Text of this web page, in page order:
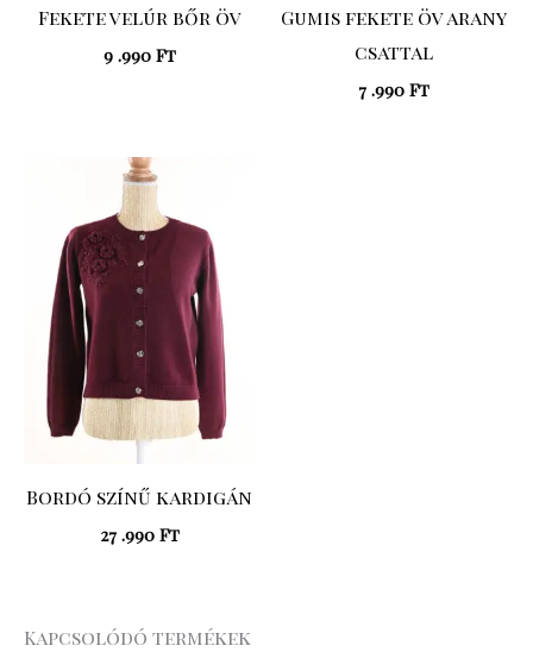
Fekete velúr bőr öv
9 .990 Ft
Gumis fekete öv arany
csattal
7 .990 Ft
Bordó színű kardigán
27 .990 Ft
Kapcsolódó termékek